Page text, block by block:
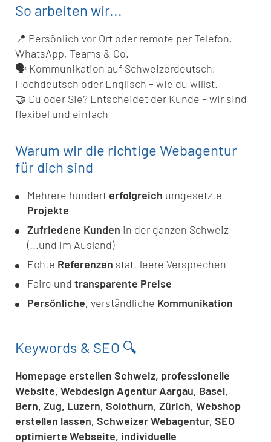
So arbeiten wir...
📍 Persönlich vor Ort oder remote per Telefon,
WhatsApp, Teams & Co.
🗣️ Kommunikation auf Schweizerdeutsch,
Hochdeutsch oder Englisch – wie du willst.
🤝 Du oder Sie? Entscheidet der Kunde – wir sind
flexibel und einfach
Warum wir die richtige Webagentur
für dich sind
Mehrere hundert erfolgreich umgesetzte
Projekte
Zufriedene Kunden in der ganzen Schweiz
(...und im Ausland)
Echte Referenzen statt leere Versprechen
Faire und transparente Preise
Persönliche, verständliche Kommunikation
Keywords & SEO 🔍
Homepage erstellen Schweiz, professionelle
Website, Webdesign Agentur Aargau, Basel,
Bern, Zug, Luzern, Solothurn, Zürich, Webshop
erstellen lassen, Schweizer Webagentur, SEO
optimierte Webseite, individuelle